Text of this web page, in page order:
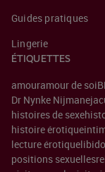
Guides pratiques
Lingerie
ÉTIQUETTES
amouramour de soi
Dr Nynke Nijman
histoires de sexe
histoire érotique
lecture érotiquelibido
positions sexuelles